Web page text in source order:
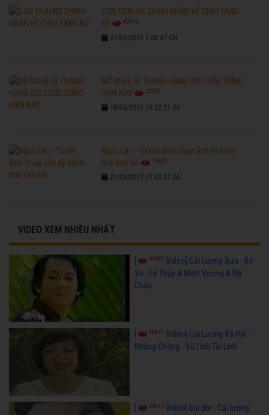
CON TRAI NS CHINH NHẪN VỀ CHỊU TANG
BỐ
42974
31/01/2016 1:08:47 CH
NỮ NGHỆ SĨ THANH HẰNG VỚI CUỘC SỐNG
HIỆN NAY
32577
18/05/2016 10:22:21 SA
Ngọc Lan - Thanh Bình chụp ảnh kỷ niệm
thời hẹn hò
17823
21/09/2017 11:02:37 SA
VIDEO XEM NHIỀU NHẤT
[ 67087 Video] Cải Lương Xưa - Bơ
Vơ - Lệ Thủy & Minh Vương & Mỹ
Châu
50841
Video] Cải Lương Xã Hội -
Không Chồng - Vũ Linh Tài Linh
36017 Video] Bụi đời - Cải lương